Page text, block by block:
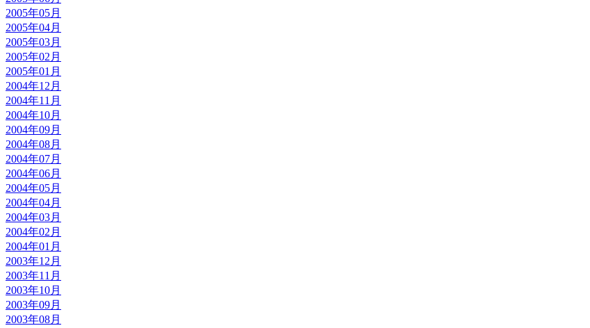
2005年05月
2005年04月
2005年03月
2005年02月
2005年01月
2004年12月
2004年11月
2004年10月
2004年09月
2004年08月
2004年07月
2004年06月
2004年05月
2004年04月
2004年03月
2004年02月
2004年01月
2003年12月
2003年11月
2003年10月
2003年09月
2003年08月